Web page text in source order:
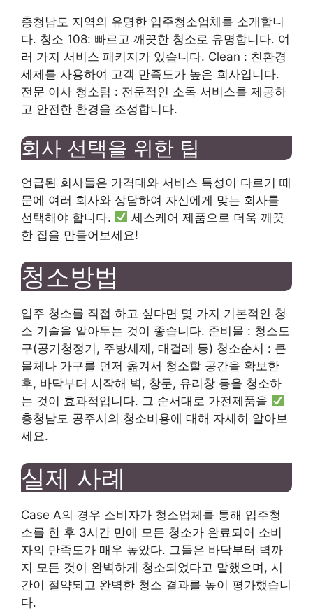
충청남도 지역의 유명한 입주청소업체를 소개합니
다. 청소 108: 빠르고 깨끗한 청소로 유명합니다. 여
러 가지 서비스 패키지가 있습니다. Clean : 친환경
세제를 사용하여 고객 만족도가 높은 회사입니다.
전문 이사 청소팀 : 전문적인 소독 서비스를 제공하
고 안전한 환경을 조성합니다.
회사 선택을 위한 팁
언급된 회사들은 가격대와 서비스 특성이 다르기 때
문에 여러 회사와 상담하여 자신에게 맞는 회사를
선택해야 합니다.
세스케어 제품으로 더욱 깨끗
한 집을 만들어보세요!
청소방법
입주 청소를 직접 하고 싶다면 몇 가지 기본적인 청
소 기술을 알아두는 것이 좋습니다. 준비물 : 청소도
구(공기청정기, 주방세제, 대걸레 등) 청소순서 : 큰
물체나 가구를 먼저 옮겨서 청소할 공간을 확보한
후, 바닥부터 시작해 벽, 창문, 유리창 등을 청소하
는 것이 효과적입니다. 그 순서대로 가전제품을
충청남도 공주시의 청소비용에 대해 자세히 알아보
세요.
실제 사례
Case A의 경우 소비자가 청소업체를 통해 입주청
소를 한 후 3시간 만에 모든 청소가 완료되어 소비
자의 만족도가 매우 높았다. 그들은 바닥부터 벽까
지 모든 것이 완벽하게 청소되었다고 말했으며, 시
간이 절약되고 완벽한 청소 결과를 높이 평가했습니
다.